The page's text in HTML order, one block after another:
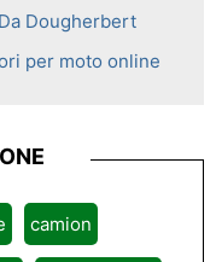
Dougherbert
per moto online
camion